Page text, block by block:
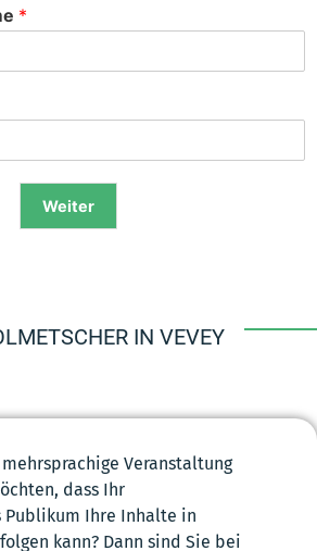
*
Weiter
IN VEVEY
Veranstaltung
dass Ihr
Ihre Inhalte in
kann? Dann sind Sie bei